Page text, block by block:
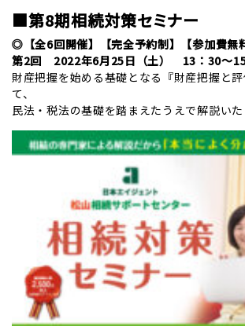
■第8期相続対策セミナー
◎【全6回開催】【完全予約制】【参加費無
第2回 2022年6月25日（土） 13：30～
財産把握を始める基礎となる『財産把握と
て、
民法・税法の基礎を踏まえたうえで解説いた